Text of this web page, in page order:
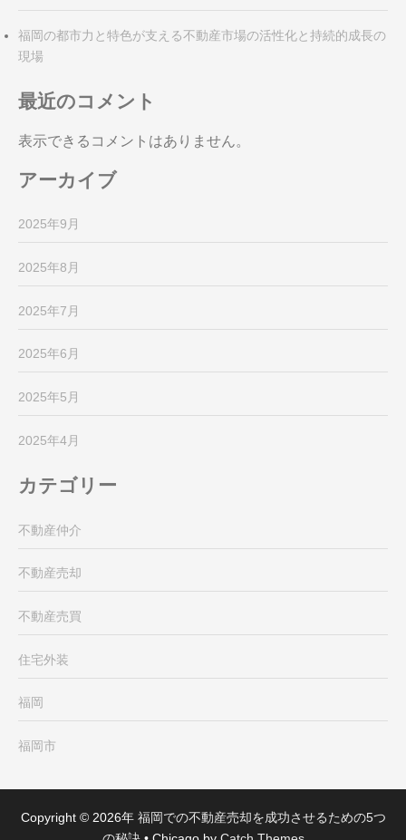
福岡の都市力と特色が支える不動産市場の活性化と持続的成長の
現場
最近のコメント
表示できるコメントはありません。
アーカイブ
2025年9月
2025年8月
2025年7月
2025年6月
2025年5月
2025年4月
カテゴリー
不動産仲介
不動産売却
不動産売買
住宅外装
福岡
福岡市
Copyright © 2026年 福岡での不動産売却を成功させるための5つ